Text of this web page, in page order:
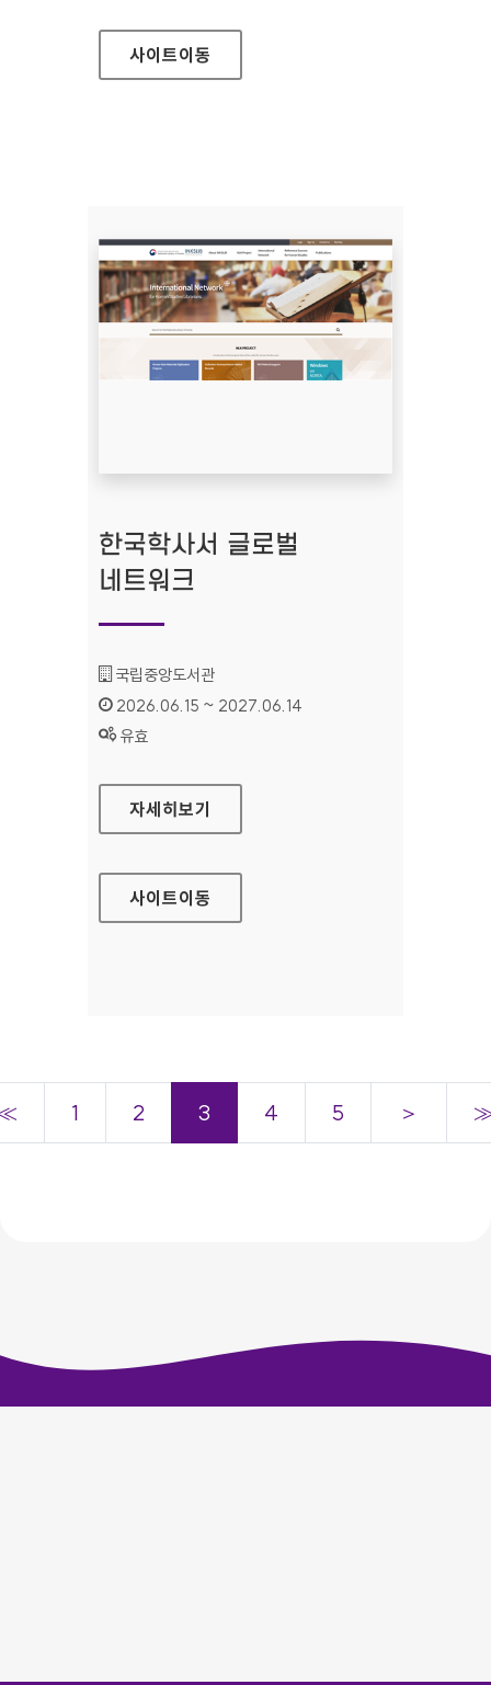
사이트이동
한국학사서 글로벌
네트워크
기관명 :
국립중앙도서관
인증기간 :
2026.06.15 ~ 2027.06.14
상태 :
유효
한국학사서 글로벌 네트워크
자세히보기
사이트이동
1 2 3 4 5 ＞